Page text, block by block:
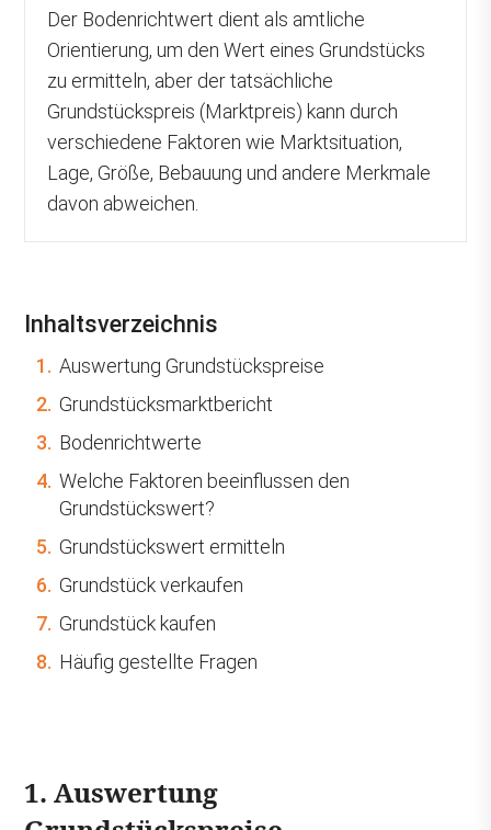
Der Bodenrichtwert dient als amtliche
Orientierung, um den Wert eines Grundstücks
zu ermitteln, aber der tatsächliche
Grundstückspreis (Marktpreis) kann durch
verschiedene Faktoren wie Marktsituation,
Lage, Größe, Bebauung und andere Merkmale
davon abweichen.
Inhaltsverzeichnis
1. Auswertung Grundstückspreise
2. Grundstücksmarktbericht
3. Bodenrichtwerte
4. Welche Faktoren beeinflussen den
Grundstückswert?
5. Grundstückswert ermitteln
6. Grundstück verkaufen
7. Grundstück kaufen
8. Häufig gestellte Fragen
1. Auswertung